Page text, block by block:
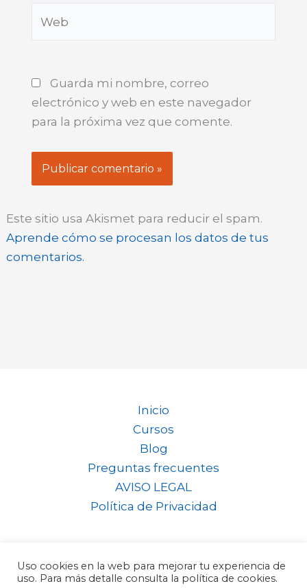
Guarda mi nombre, correo
electrónico y web en este navegador
para la próxima vez que comente.
Este sitio usa Akismet para reducir el spam.
Aprende cómo se procesan los datos de tus
comentarios.
Inicio
Cursos
Blog
Preguntas frecuentes
AVISO LEGAL
Política de Privacidad
Copyright © 2026 Norbert Rovira
Uso cookies en la web para mejorar tu experiencia de
uso. Para más detalle consulta la política de cookies.